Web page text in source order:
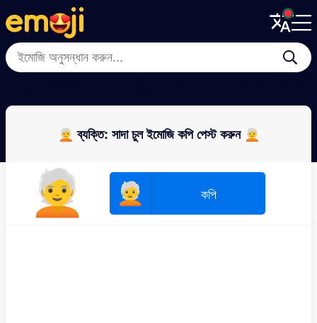
Menu
Close
Menu
Close
🧑‍🦳 ব্যক্তি: সাদা চুল ইমোজি কপি পেস্ট করুন 🧑‍🦳
🧑‍🦳 🧑‍🦳 কপি